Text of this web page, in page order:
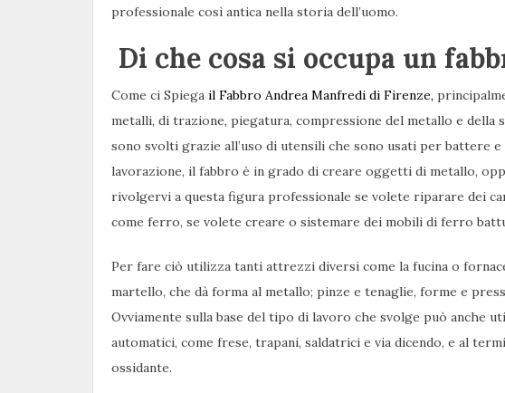
professionale così antica nella storia dell’uomo.
Di che cosa si occupa un
Come ci Spiega il Fabbro Andrea Manfredi di Firenze,
metalli, di trazione, piegatura, compressione del metallo e della
sono svolti grazie all’uso di utensili che sono usati per battere
lavorazione, il fabbro è in grado di creare oggetti di metallo,
rivolgervi a questa figura professionale se volete riparare dei
come ferro, se volete creare o sistemare dei mobili di ferro
Per fare ciò utilizza tanti attrezzi diversi come la fucina o
martello, che dà forma al metallo; pinze e tenaglie, forme e
Ovviamente sulla base del tipo di lavoro che svolge può anche
automatici, come frese, trapani, saldatrici e via dicendo, e al
ossidante.